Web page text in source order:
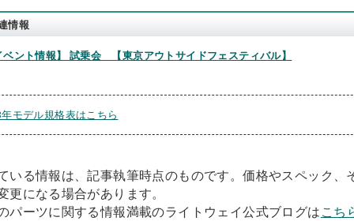
情報
ベント情報】 試乗会 【東京アウトサイドフェスティバル】
モデル規格表はこちら
いる情報は、記事執筆時点のものです。価格やスペック、
更になる場合があります。
パーツに関する情報満載のライトウェイ公式ブログはこち